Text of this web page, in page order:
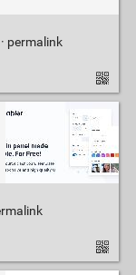
permalink